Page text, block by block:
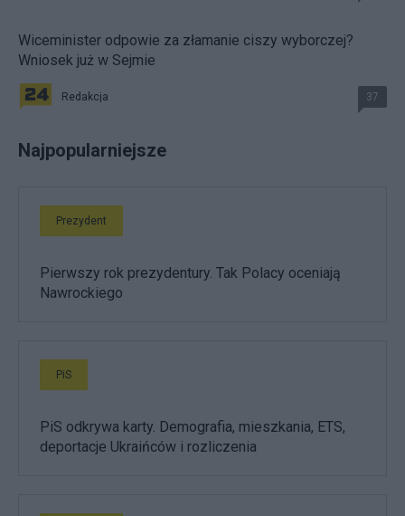
Wiceminister odpowie za złamanie ciszy wyborczej?
Wniosek już w Sejmie
Redakcja 37
Najpopularniejsze
Prezydent
Pierwszy rok prezydentury. Tak Polacy oceniają
Nawrockiego
PiS
PiS odkrywa karty. Demografia, mieszkania, ETS,
deportacje Ukraińców i rozliczenia